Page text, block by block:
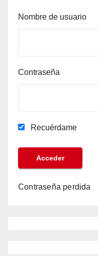
Nombre de usuario
Contraseña
Recuérdame
Contraseña perdida